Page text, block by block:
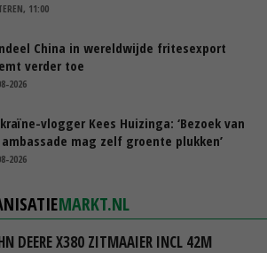
11:00
China in wereldwijde fritesexport
verder toe
2026
vlogger Kees Huizinga: ‘Bezoek van
mag zelf groente plukken’
2026
MARKT.NL
DEERE X380 ZITMAAIER INCL 42M